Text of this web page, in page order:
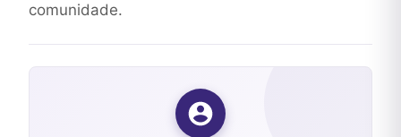
comunidade.